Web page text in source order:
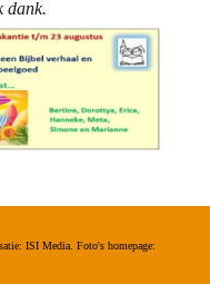
dank.
ISI Media. Foto's homepage: